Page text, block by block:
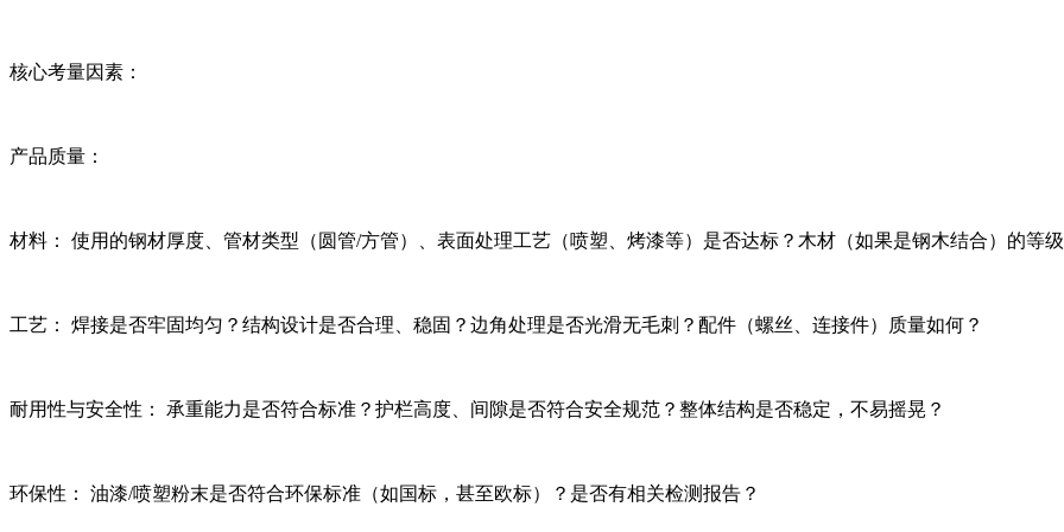
核心考量因素：
产品质量：
材料： 使用的钢材厚度、管材类型（圆管/方管）、表面处理工艺（喷塑、烤漆等）是否达标？木材（如果是钢木结合）的等
工艺： 焊接是否牢固均匀？结构设计是否合理、稳固？边角处理是否光滑无毛刺？配件（螺丝、连接件）质量如何？
耐用性与安全性： 承重能力是否符合标准？护栏高度、间隙是否符合安全规范？整体结构是否稳定，不易摇晃？
环保性： 油漆/喷塑粉末是否符合环保标准（如国标，甚至欧标）？是否有相关检测报告？